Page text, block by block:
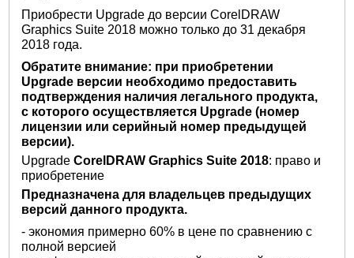
Приобрести Upgrade до версии CorelDRAW
Graphics Suite 2018 можно только до 31 декабря
2018 года.
Обратите внимание: при приобретении
Upgrade версии необходимо предоставить
подтверждения наличия легального продукта,
с которого осуществляется Upgrade (номер
лицензии или серийный номер предыдущей
версии).
UpgradeCorelDRAW Graphics Suite 2018: право и
приобретение
Предназначена для владельцев предыдущих
версий данного продукта.
- экономия примерно 60% в цене по сравнению с
полной версией